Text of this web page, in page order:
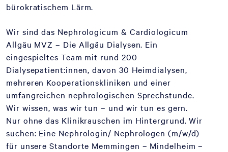
bürokratischem Lärm.
Wir sind das Nephrologicum & Cardiologicum
Allgäu MVZ – Die Allgäu Dialysen. Ein
eingespieltes Team mit rund 200
Dialysepatient:innen, davon 30 Heimdialysen,
mehreren Kooperationskliniken und einer
umfangreichen nephrologischen Sprechstunde.
Wir wissen, was wir tun – und wir tun es gern.
Nur ohne das Klinikrauschen im Hintergrund. Wir
suchen: Eine Nephrologin/ Nephrologen (m/w/d)
für unsere Standorte Memmingen – Mindelheim –